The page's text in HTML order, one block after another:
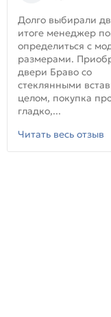
Долго выбирали
итоге менеджер
определиться с
размерами.
двери Браво со
стеклянными
целом, покупка
гладко,...
Читать весь отзыв